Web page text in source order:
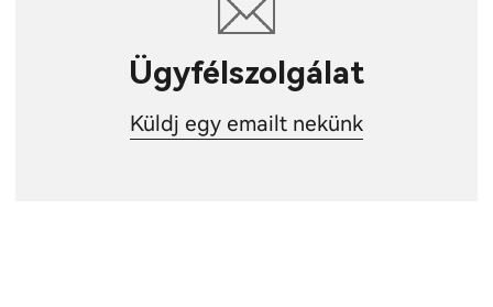
Ügyfélszolgálat
Küldj egy emailt nekünk